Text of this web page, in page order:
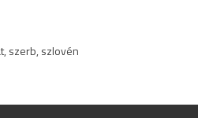
szerb, szlovén